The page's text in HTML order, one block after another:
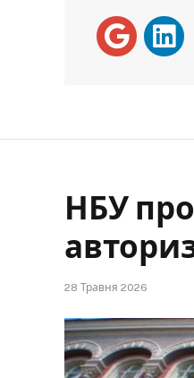
НБУ
28 Травня 2026